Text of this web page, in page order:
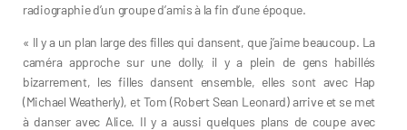
radiographie d’un groupe d’amis à la fin d’une époque.
« Il y a un plan large des filles qui dansent, que j’aime beaucoup. La
caméra approche sur une dolly, il y a plein de gens habillés
bizarrement, les filles dansent ensemble, elles sont avec Hap
(Michael Weatherly), et Tom (Robert Sean Leonard) arrive et se met
à danser avec Alice. Il y a aussi quelques plans de coupe avec